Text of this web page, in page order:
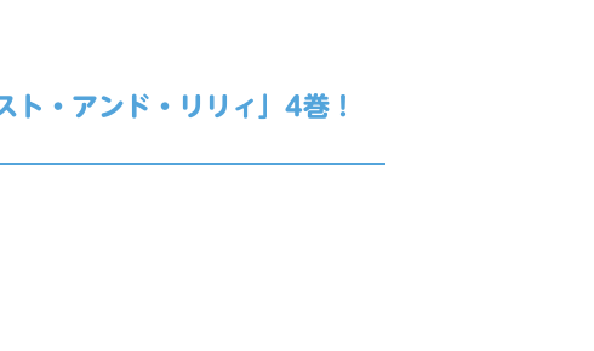
・アンド・リリィ」4巻！